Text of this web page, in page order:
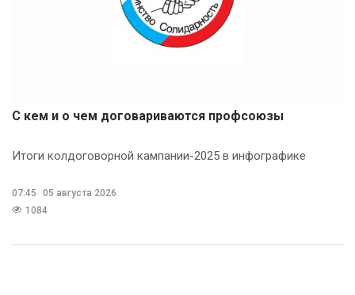
С кем и о чем договариваются профсоюзы
Итоги колдоговорной кампании-2025 в инфографике
07:45
05 августа 2026
1084